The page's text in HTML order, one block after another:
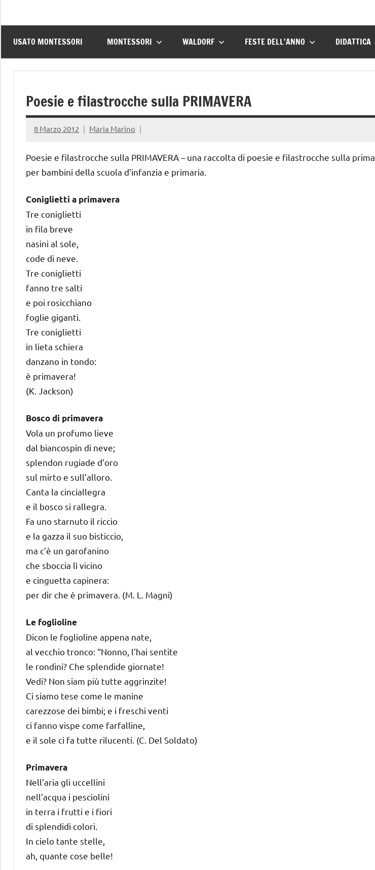
USATO MONTESSORI MONTESSORI WALDORF FESTE DELL’ANNO DIDATTICA
Poesie e filastrocche sulla PRIMAVERA
8 Marzo 2012 Maria Marino
Poesie e filastrocche sulla PRIMAVERA – una raccolta di poesie e filastrocche sulla
per bambini della scuola d’infanzia e primaria.
Coniglietti a primavera
Tre coniglietti
in fila breve
nasini al sole,
code di neve.
Tre coniglietti
fanno tre salti
e poi rosicchiano
foglie giganti.
Tre coniglietti
in lieta schiera
danzano in tondo:
è primavera!
(K. Jackson)
Bosco di primavera
Vola un profumo lieve
dal biancospin di neve;
splendon rugiade d’oro
sul mirto e sull’alloro.
Canta la cinciallegra
e il bosco si rallegra.
Fa uno starnuto il riccio
e la gazza il suo bisticcio,
ma c’è un garofanino
che sboccia lì vicino
e cinguetta capinera:
per dir che è primavera. (M. L. Magni)
Le foglioline
Dicon le foglioline appena nate,
al vecchio tronco: “Nonno, l’hai sentite
le rondini? Che splendide giornate!
Vedi? Non siam più tutte aggrinzite!
Ci siamo tese come le manine
carezzose dei bimbi; e i freschi venti
ci fanno vispe come farfalline,
e il sole ci fa tutte rilucenti. (C. Del Soldato)
Primavera
Nell’aria gli uccellini
nell’acqua i pesciolini
in terra i frutti e i fiori
di splendidi colori.
In cielo tante stelle,
ah, quante cose belle!